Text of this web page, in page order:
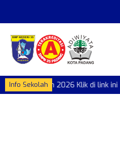
Info Sekolah
IX Tahun 2026 Klik di link ini